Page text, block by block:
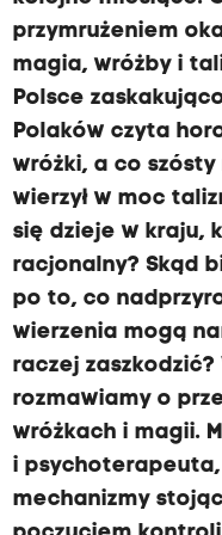
przymrużeniem
magia, wróżby i
Polsce
Polaków czyta
wróżki, a co
wierzył w moc
się dzieje w kraju,
racjonalny? Skąd
po to, co
wierzenia mogą
raczej
rozmawiamy o
wróżkach i magii.
i
mechanizmy